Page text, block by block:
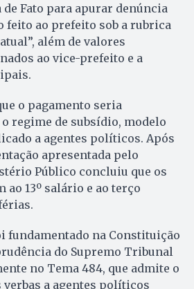
Fato para apurar denúncia
feito ao prefeito sob a rubrica
além de valores
ao vice-prefeito e a
o pagamento seria
regime de subsídio, modelo
a agentes políticos. Após
apresentada pelo
Público concluiu que os
ao 13º salário e ao terço
fundamentado na Constituição
do Supremo Tribunal
no Tema 484, que admite o
verbas a agentes políticos